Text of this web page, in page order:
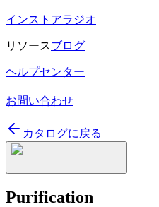
インストアラジオ
リソースブログ
ヘルプセンター
お問い合わせ
カタログに戻る
Purification